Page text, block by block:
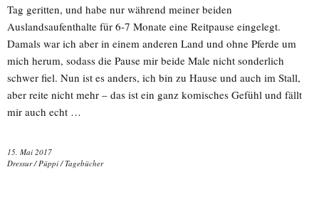
Tag geritten, und habe nur während meiner beiden
Auslandsaufenthalte für 6-7 Monate eine Reitpause eingelegt.
Damals war ich aber in einem anderen Land und ohne Pferde um
mich herum, sodass die Pause mir beide Male nicht sonderlich
schwer fiel. Nun ist es anders, ich bin zu Hause und auch im Stall,
aber reite nicht mehr – das ist ein ganz komisches Gefühl und fällt
mir auch echt …
15. Mai 2017
Dressur/ Püppi /Tagebücher